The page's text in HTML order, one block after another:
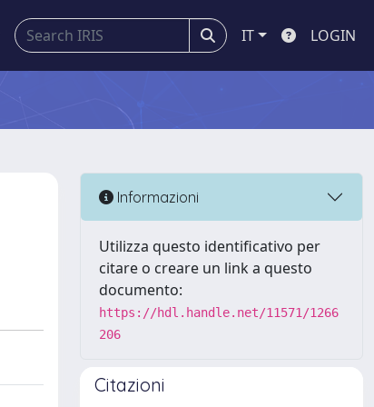
IT LOGIN
Informazioni
Utilizza questo identificativo per
citare o creare un link a questo
documento:
https://hdl.handle.net/11571/1266
206
Citazioni